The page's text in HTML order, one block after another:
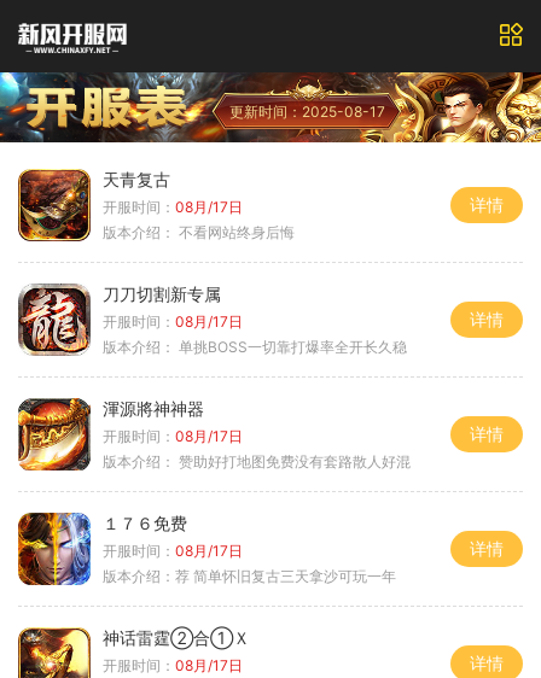
更新时间：2025-08-17
天青复古
开服时间： 08月/17日
版本介绍： 不看网站终身后悔
详情
刀刀切割新专属
开服时间： 08月/17日
版本介绍： 单挑BOSS一切靠打爆率全开长久稳
详情
渾源將神神器
开服时间： 08月/17日
版本介绍： 赞助好打地图免费没有套路散人好混
详情
１７６免费
开服时间： 08月/17日
版本介绍： 荐 简单怀旧复古三天拿沙可玩一年
详情
神话雷霆②合①Ｘ
开服时间： 08月/17日
详情